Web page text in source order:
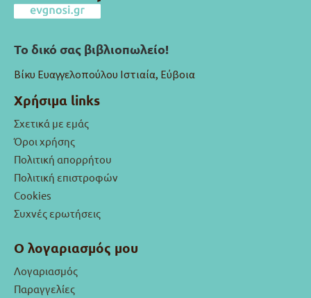
Το δικό σας βιβλιοπωλείο!
Βίκυ Ευαγγελοπούλου Ιστιαία, Εύβοια
Χρήσιμα links
Σχετικά με εμάς
Όροι χρήσης
Πολιτική απορρήτου
Πολιτική επιστροφών
Cookies
Συχνές ερωτήσεις
Ο λογαριασμός μου
Λογαριασμός
Παραγγελίες